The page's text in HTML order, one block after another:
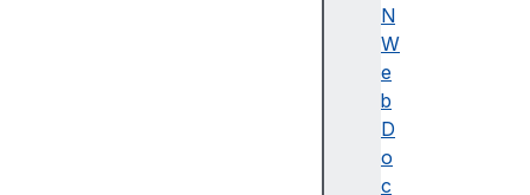
N
W
e
b
D
o
c